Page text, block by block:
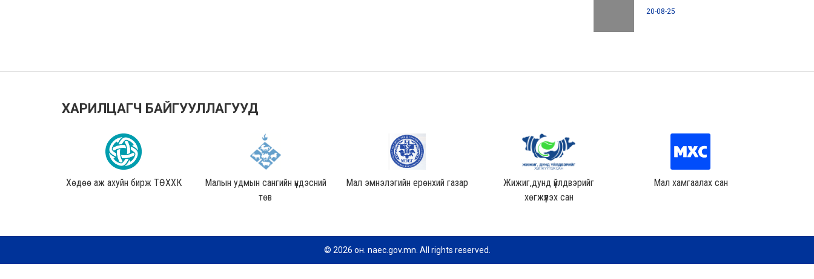
20-08-25
ХАРИЛЦАГЧ БАЙГУУЛЛАГУУД
Хөдөө аж ахуйн бирж ТӨХХК
Малын удмын сангийн үндэсний
төв
Мал эмнэлэгийн ерөнхий газар
Жижиг,дунд үйлдвэрийг
хөгжүүлэх сан
Мал хамгаалах сан
© 2026 он. naec.gov.mn. All rights reserved.